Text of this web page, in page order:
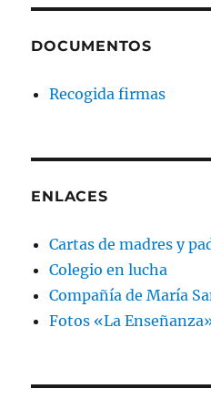
DOCUMENTOS
Recogida firmas
ENLACES
Cartas de madres y
Colegio en lucha
Compañía de María
Fotos «La